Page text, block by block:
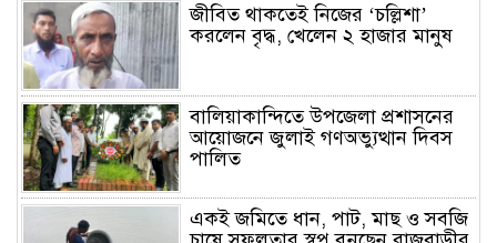
জীবিত থাকতেই নিজের ‘চল্লিশা’
করলেন বৃদ্ধ, খেলেন ২ হাজার মানুষ
বালিয়াকান্দিতে উপজেলা প্রশাসনের
আয়োজনে জুলাই গণঅভ্যুত্থান দিবস
পালিত
একই জমিতে ধান, পাট, মাছ ও সবজি